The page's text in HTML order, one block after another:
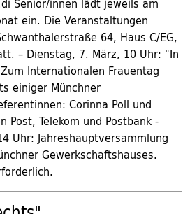
ein. Die Veranstaltungen
64, Haus C/EG,
– Dienstag, 7. März, 10 Uhr: "In
Internationalen Frauentag
einiger Münchner
Corinna Poll und
Post, Telekom und Postbank -
Uhr: Jahreshauptversammlung
Gewerkschaftshauses.